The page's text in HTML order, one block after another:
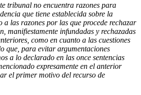
tribunal no encuentra razones para
que tiene establecida sobre la
a las razones por las que procede rechazar
manifiestamente infundadas y rechazadas
como en cuanto a las cuestiones
que, para evitar argumentaciones
a lo declarado en las once sentencias
expresamente en el anterior
el primer motivo del recurso de